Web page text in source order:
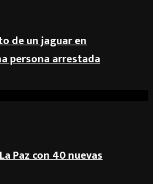
de un jaguar en
persona arrestada
Paz con 40 nuevas